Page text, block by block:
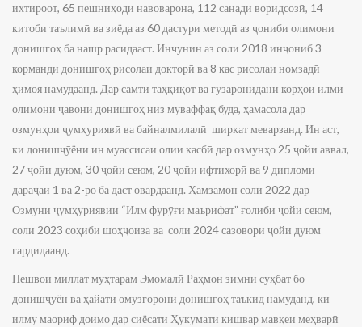
ихтироот, 65 пешниҳоди навоварона, 112 санади воридсозӣ, 14
китоби таълимӣ ва зиёда аз 60 дастури методӣ аз ҷониби олимони
донишгоҳ ба нашр расидааст. Инчунин аз соли 2018 инҷониб 3
корманди донишгоҳ рисолаи докторӣ ва 8 кас рисолаи номзадӣ
ҳимоя намудаанд. Дар самти таҳқиқот ва гузаронидани корҳои илмӣ
олимони ҷавони донишгоҳ низ муваффақ буда, ҳамасола дар
озмунҳои ҷумҳуриявӣ ва байналмилалӣ ширкат меварзанд. Ин аст,
ки донишҷӯёни ин муассисаи олии касбӣ дар озмунҳо 25 ҷойи аввал,
27 ҷойи дуюм, 30 ҷойи сеюм, 20 ҷойи ифтихорӣ ва 9 дипломи
дараҷаи 1 ва 2-ро ба даст овардаанд. Ҳамзамон соли 2022 дар
Озмуни ҷумҳуриявии “Илм фурӯғи маърифат” ғолиби ҷойи сеюм,
соли 2023 соҳиби шоҳҷоиза ва соли 2024 сазовори ҷойи дуюм
гардидаанд.
Пешвои миллат муҳтарам Эмомалӣ Раҳмон зимни суҳбат бо
донишҷӯён ва ҳайати омӯзгорони донишгоҳ таъкид намуданд, ки
илму маориф доимо дар сиёсати Ҳукумати кишвар мавқеи меҳварӣ